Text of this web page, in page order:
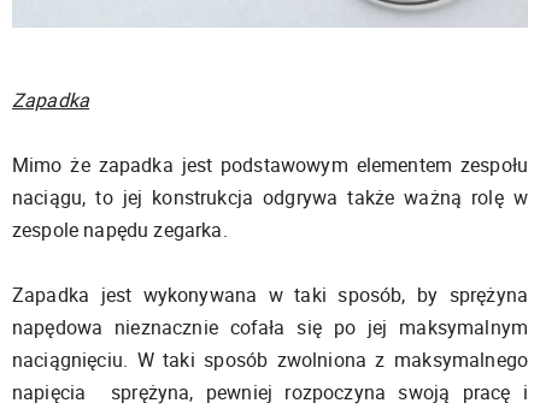
Zapadka
Mimo że zapadka jest podstawowym elementem zespołu
naciągu, to jej konstrukcja odgrywa także ważną rolę w
zespole napędu zegarka.
Zapadka jest wykonywana w taki sposób, by sprężyna
napędowa nieznacznie cofała się po jej maksymalnym
naciągnięciu. W taki sposób zwolniona z maksymalnego
napięcia sprężyna, pewniej rozpoczyna swoją pracę i